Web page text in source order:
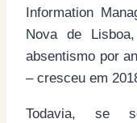
Information
Nova de
absentismo por
– cresceu em
Todavia, se